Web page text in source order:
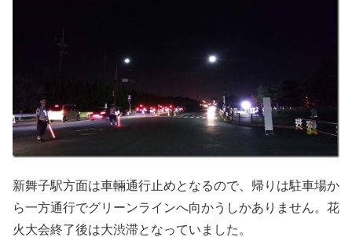
新舞子駅方面は車輛通行止めとなるので、帰りは駐車場か
ら一方通行でグリーンラインへ向かうしかありません。花
火大会終了後は大渋滞となっていました。